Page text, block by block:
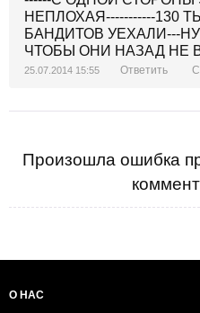
НЕПЛОХАЯ-----------130
БАНДИТОВ УЕХАЛИ---
ЧТОБЫ ОНИ НАЗАД НЕ
25.07.2014 15:55 Ответить
Произошла ошибка
О НАС